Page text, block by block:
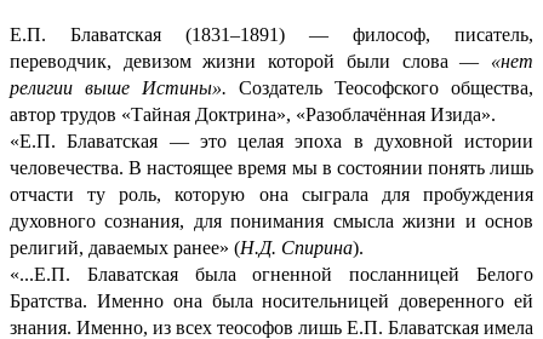
Е.П. Блаватская (1831–1891) — философ, писатель,
переводчик, девизом жизни которой были слова — «нет
религии выше Истины». Создатель Теософского общества,
автор трудов «Тайная Доктрина», «Разоблачённая Изида».
«Е.П. Блаватская — это целая эпоха в духовной истории
человечества. В настоящее время мы в состоянии понять лишь
отчасти ту роль, которую она сыграла для пробуждения
духовного сознания, для понимания смысла жизни и основ
религий, даваемых ранее» (Н.Д. Спирина).
«...Е.П. Блаватская была огненной посланницей Белого
Братства. Именно она была носительницей доверенного ей
знания. Именно, из всех теософов лишь Е.П. Блаватская имела